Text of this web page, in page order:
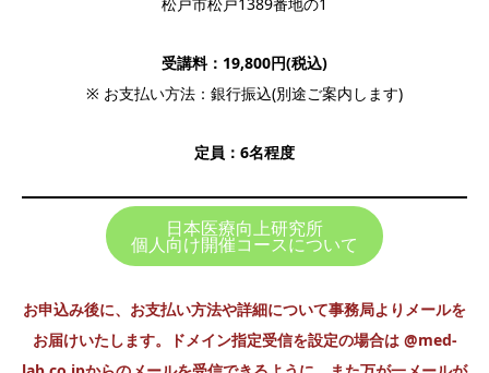
受講料：19,800円(税込)
※ お支払い方法：銀行振込(別途ご案内します)
定員：6名程度
日本医療向上研究所
個人向け開催コースについて
お申込み後に、お支払い方法や詳細について事務局よりメールを
お届けいたします。ドメイン指定受信を設定の場合は @med-